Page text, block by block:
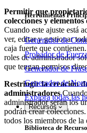
Herramientas
Generador de
Probador de
Generador de
Generador de
Explora todas las
Recursos
Biblioteca de
Permitir que
colecciones y
Cuando este ajuste está
ver, editar y gestionar
caja fuerte que
roles de administrador
que tengan permisos
Restringir la creación
administradores
administrador serán los
podrán crear
todos los miembros de